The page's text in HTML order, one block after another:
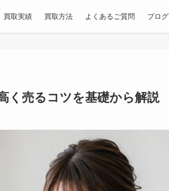
買取実績 買取方法 よくあるご質問 ブログ
く売るコツを基礎から解説